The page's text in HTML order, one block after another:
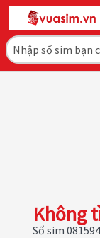
Không
Số sim